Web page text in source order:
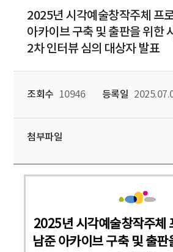
2025년 시각예술창작주체 프
아카이브 구축 및 출판을 위한
2차 인터뷰 심의 대상자 발표
조회수 10946 등록일
첨부파일
2025년 시각예술창작주체
남준 아카이브 구축 및 출판